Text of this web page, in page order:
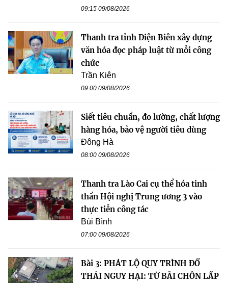
09:15 09/08/2026
Thanh tra tỉnh Điện Biên xây dựng
văn hóa đọc pháp luật từ mỗi công
chức
Trần Kiên
09:00 09/08/2026
Siết tiêu chuẩn, đo lường, chất lượng
hàng hóa, bảo vệ người tiêu dùng
Đông Hà
08:00 09/08/2026
Thanh tra Lào Cai cụ thể hóa tinh
thần Hội nghị Trung ương 3 vào
thực tiễn công tác
Bùi Bình
07:00 09/08/2026
Bài 3: PHÁT LỘ QUY TRÌNH ĐỔ
THẢI NGUY HẠI: TỪ BÃI CHÔN LẤP